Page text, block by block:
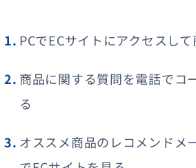
PCでECサイトにアクセスし
商品に関する質問を電話でコ
る
オススメ商品のレコメンドメ